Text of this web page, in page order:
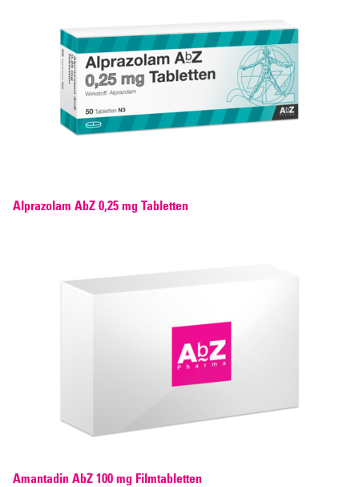
Alprazolam AbZ 0,25 mg Tabletten
Amantadin AbZ 100 mg Filmtabletten